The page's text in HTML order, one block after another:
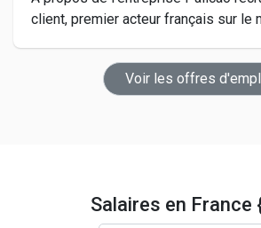
client, premier acteur français sur le
Voir les offres
Salaires en France